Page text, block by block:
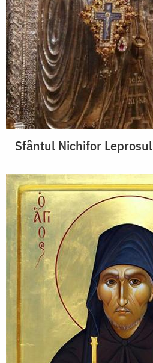
Sfântul Nichifor Leprosul